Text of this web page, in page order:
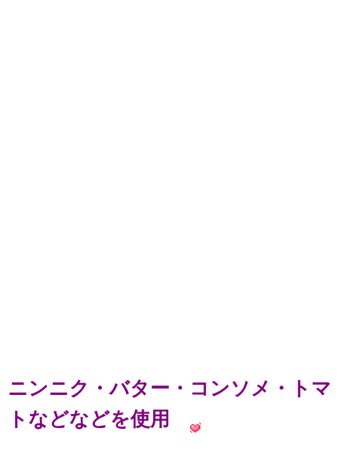
ニンニク・バター・コンソメ・トマ
トなどなどを使用